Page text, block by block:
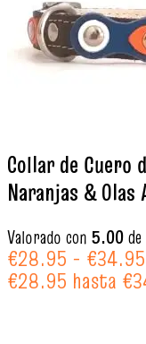
Collar de Cuero
Naranjas &
Valorado con 5.00
€28.95 - €34.95
€28.95 hasta